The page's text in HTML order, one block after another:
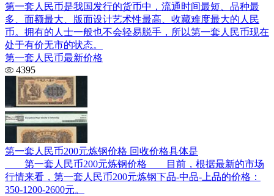
第一套人民币是我国发行的货币中，流通时间最短、品种最
多、面额最大、版面设计艺术性最高、收藏难度最大的人民
币。拥有的人士一般也不会轻易脱手，所以第一套人民币现在
处于有价无市的状态。
第一套人民币最新价格
4395
第一套人民币200元炼钢价格 回收价格具体是
第一套人民币200元炼钢价格 目前，根据最新的市场
行情来看，第一套人民币200元炼钢下品-中品-上品的价格：
350-1200-2600元。